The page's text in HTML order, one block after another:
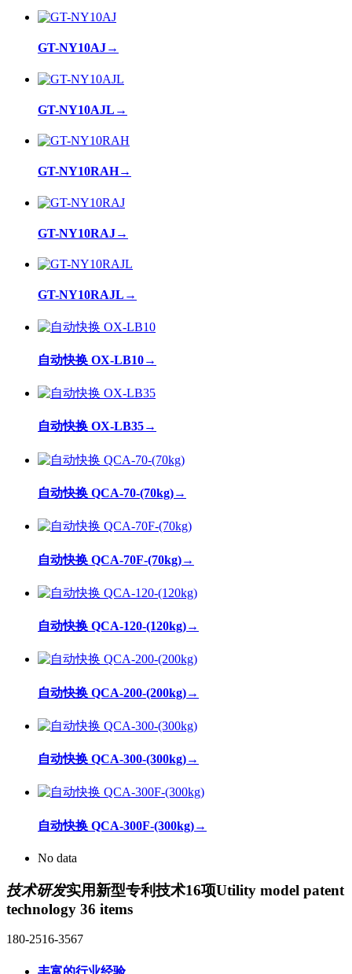
GT-NY10AJ→
GT-NY10AJL →
GT-NY10RAH→
GT-NY10RAJ→
GT-NY10RAJL →
自动快换 OX-LB10→
自动快换 OX-LB35→
自动快换 QCA-70-(70kg)→
自动快换 QCA-70F-(70kg)→
自动快换 QCA-120-(120kg)→
自动快换 QCA-200-(200kg)→
自动快换 QCA-300-(300kg)→
自动快换 QCA-300F-(300kg)→
No data
技术研发实用新型专利技术16项Utility model patent
technology 36 items
180-2516-3567
丰富的行业经验